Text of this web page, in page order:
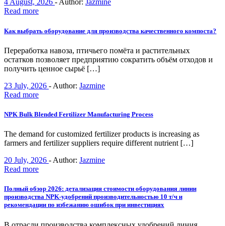
4 August, 2026 -Author: Jazmine
Read more
Как выбрать оборудование для производства качественного компоста?
Переработка навоза, птичьего помёта и растительных
остатков позволяет предприятию сократить объём отходов и
получить ценное сырьё […]
23 July, 2026 - Author: Jazmine
Read more
NPK Bulk Blended Fertilizer Manufacturing Process
The demand for customized fertilizer products is increasing as
farmers and fertilizer suppliers require different nutrient […]
20 July, 2026 - Author: Jazmine
Read more
Полный обзор 2026: детализация стоимости оборудования линии
производства NPK-удобрений производительностью 10 т/ч и
рекомендации по избежанию ошибок при инвестициях